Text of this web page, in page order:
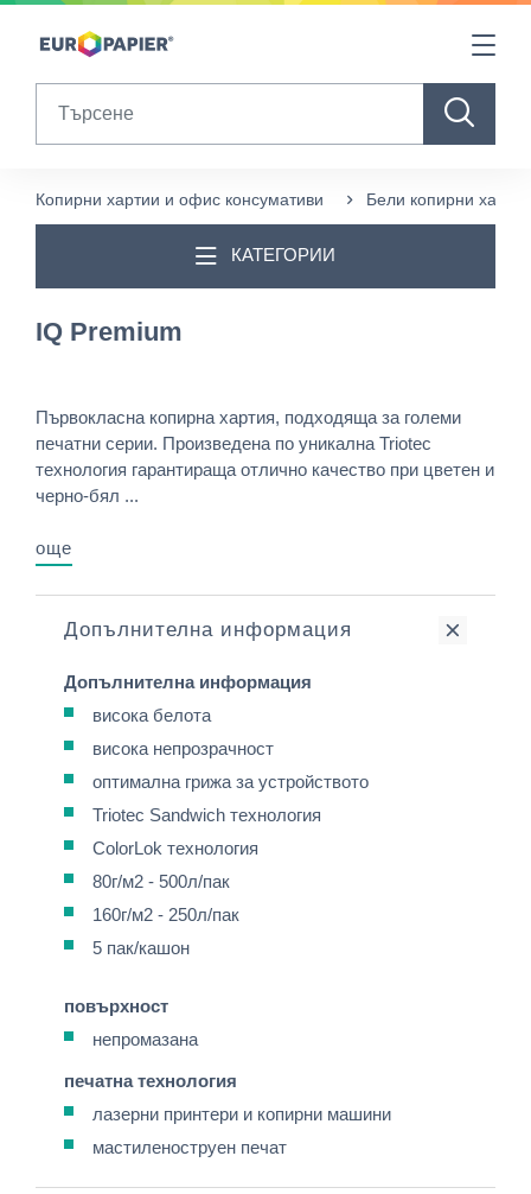
Table Of Content
Други продукти, които може да ви харесат
Копирни хартии и офис консумативи Бели копирни
КАТЕГОРИИ
IQ Premium
Първокласна копирна хартия, подходяща за големи
печатни серии. Произведена по уникална Triotec
технология гарантираща отлично качество при цветен и
черно-бял ...
още
Допълнителна информация
Допълнителна информация
висока белота
висока непрозрачност
оптимална грижа за устройството
Triotec Sandwich технология
ColorLok технология
80г/м2 - 500л/пак
160г/м2 - 250л/пак
5 пак/кашон
повърхност
непромазана
печатна технология
лазерни принтери и копирни машини
мастиленоструен печат